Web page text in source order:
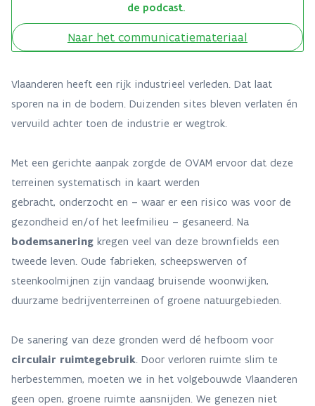
de podcast.
Naar het communicatiemateriaal
Vlaanderen heeft een rijk industrieel verleden. Dat laat
sporen na in de bodem. Duizenden sites bleven verlaten én
vervuild achter toen de industrie er wegtrok.
Met een gerichte aanpak zorgde de OVAM ervoor dat deze
terreinen systematisch in kaart werden
gebracht, onderzocht en – waar er een risico was voor de
gezondheid en/of het leefmilieu – gesaneerd. Na
bodemsanering kregen veel van deze brownfields een
tweede leven. Oude fabrieken, scheepswerven of
steenkoolmijnen zijn vandaag bruisende woonwijken,
duurzame bedrijventerreinen of groene natuurgebieden.
De sanering van deze gronden werd dé hefboom voor
circulair ruimtegebruik. Door verloren ruimte slim te
herbestemmen, moeten we in het volgebouwde Vlaanderen
geen open, groene ruimte aansnijden. We genezen niet